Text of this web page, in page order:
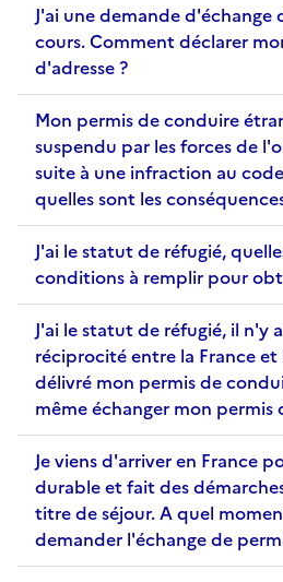
J'ai une demande d'échange
cours. Comment déclarer
d'adresse ?
Mon permis de conduire
suspendu par les forces de
suite à une infraction au
quelles sont les
J'ai le statut de réfugié,
conditions à remplir pour
J'ai le statut de réfugié, il n'y
réciprocité entre la France et
délivré mon permis de
même échanger mon permis
Je viens d'arriver en France
durable et fait des
titre de séjour. A quel
demander l'échange de